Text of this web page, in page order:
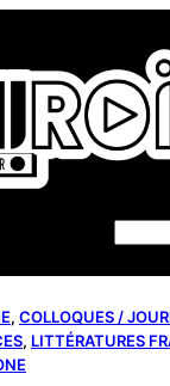
, COLLOQUES /
, LITTÉRATURES